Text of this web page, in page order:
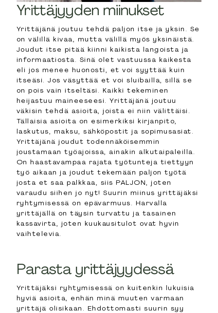
Yrittäjyyden miinukset
Yrittäjänä joutuu tehdä paljon itse ja yksin. Se
on välillä kivaa, mutta välillä myös yksinäistä.
Joudut itse pitää kiinni kaikista langoista ja
informaatiosta. Sinä olet vastuussa kaikesta
eli jos menee huonosti, et voi syyttää kuin
itseäsi. Jos väsyttää et voi sluibailla, sillä se
on pois vain itseltäsi. Kaikki tekeminen
heijastuu maineeseesi. Yrittäjänä joutuu
väkisin tehdä asioita, joista ei niin välittäisi.
Tällaisia asioita on esimerkiksi kirjanpito,
laskutus, maksu, sähköpostit ja sopimusasiat.
Yrittäjänä joudut todennäköisemmin
joustamaan työajoissa, ainakin alkutaipaleilla.
On haastavampaa rajata työtunteja tiettyyn
työ aikaan ja joudut tekemään paljon työtä
josta et saa palkkaa, siis PALJON, joten
varaudu siihen jo nyt! Suurin miinus yrittäjäksi
ryhtymisessä on epävarmuus. Harvalla
yrittäjällä on täysin turvattu ja tasainen
kassavirta, joten kuukausitulot ovat hyvin
vaihtelevia.
Parasta yrittäjyydessä
Yrittäjäksi ryhtymisessä on kuitenkin lukuisia
hyviä asioita, enhän minä muuten varmaan
yrittäjä olisikaan. Ehdottomasti suurin syy